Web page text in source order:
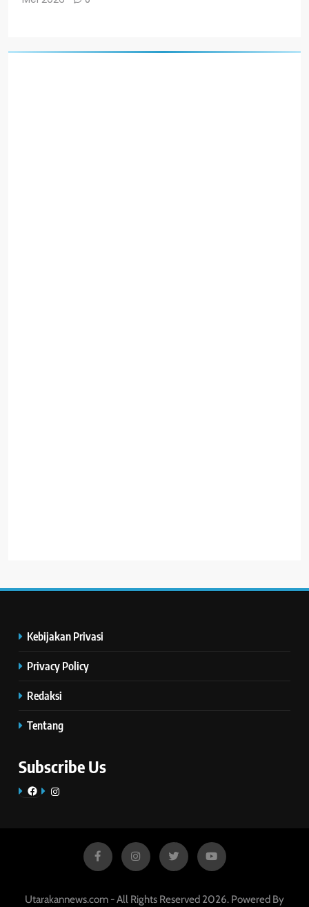
Kebijakan Privasi
Privacy Policy
Redaksi
Tentang
Subscribe Us
FacebookInstagram
Utarakannews.com - All Rights Reserved 2026. Powered By